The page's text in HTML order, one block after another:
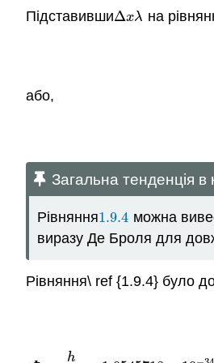
ПідставившиΔx
Δx λ
λ на
або,
Загальна тенденція
Рівняння1.9.4
1.9.4 можна
виразу Де Броля для
Рівняння\ ref {1.9.4} було
h